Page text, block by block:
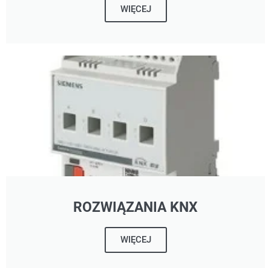
WIĘCEJ
ROZWIĄZANIA KNX
WIĘCEJ